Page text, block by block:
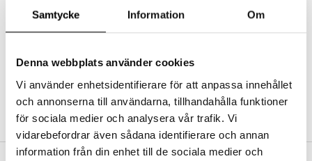
Samtycke Information Om
Denna webbplats använder cookies
Vi använder enhetsidentifierare för att anpassa innehållet
och annonserna till användarna, tillhandahålla funktioner
för sociala medier och analysera vår trafik. Vi
vidarebefordrar även sådana identifierare och annan
information från din enhet till de sociala medier och
Abonnemang
Bevaka produkter
Recensera produkter
SKAPA KUND